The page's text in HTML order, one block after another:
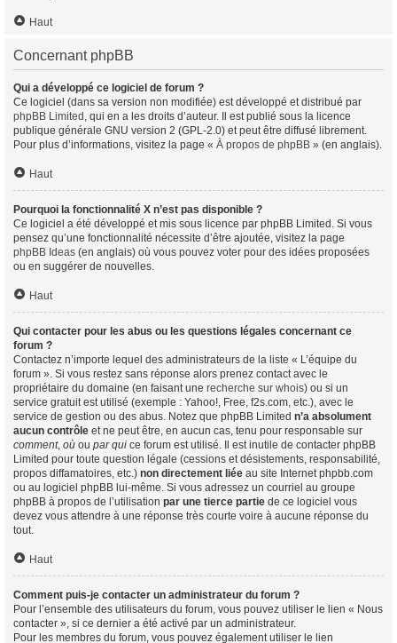
Haut
Concernant phpBB
Qui a développé ce logiciel de forum ?
Ce logiciel (dans sa version non modifiée) est développé et distribué par
phpBB Limited , qui en a les droits d’auteur. Il est publié sous la licence
publique générale GNU version 2 (GPL-2.0) et peut être diffusé librement.
Pour plus d’informations, visitez la page « À propos de phpBB » (en anglais).
Haut
Pourquoi la fonctionnalité X n’est pas disponible ?
Ce logiciel a été développé et mis sous licence par phpBB Limited. Si vous
pensez qu’une fonctionnalité nécessite d’être ajoutée, visitez la page
phpBB Ideas (en anglais) où vous pouvez voter pour des idées proposées
ou en suggérer de nouvelles.
Haut
Qui contacter pour les abus ou les questions légales concernant ce
forum ?
Contactez n’importe lequel des administrateurs de la liste « L’équipe du
forum ». Si vous restez sans réponse alors prenez contact avec le
propriétaire du domaine (en faisant une recherche sur whois) ou si un
service gratuit est utilisé (exemple : Yahoo!, Free, f2s.com, etc.), avec le
service de gestion ou des abus. Notez que phpBB Limited n’a absolument
aucun contrôle et ne peut être, en aucun cas, tenu pour responsable sur
comment, où ou par qui ce forum est utilisé. Il est inutile de contacter phpBB
Limited pour toute question légale (cessions et désistements, responsabilité,
propos diffamatoires, etc.) non directement liée au site Internet phpbb.com
ou au logiciel phpBB lui-même. Si vous adressez un courriel au groupe
phpBB à propos de l’utilisation par une tierce partie de ce logiciel vous
devez vous attendre à une réponse très courte voire à aucune réponse du
tout.
Haut
Comment puis-je contacter un administrateur du forum ?
Pour l’ensemble des utilisateurs du forum, vous pouvez utiliser le lien « Nous
contacter », si ce dernier a été activé par un administrateur.
Pour les membres du forum, vous pouvez également utiliser le lien